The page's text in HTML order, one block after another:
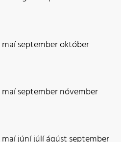
maíseptemberoktóber
maíseptembernóvember